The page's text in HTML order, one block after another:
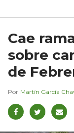
Cae
sobre
de
Martín García